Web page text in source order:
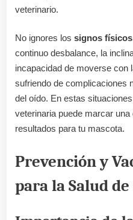
veterinario.
No ignores los signos físicos
continuo desbalance, la
incapacidad de moverse con
sufriendo de complicaciones
del oído. En estas
veterinaria puede marcar
resultados para tu mascota.
Prevención y
para la Salud